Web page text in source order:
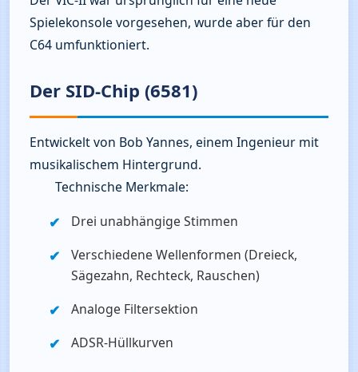
Spielekonsole vorgesehen, wurde aber für den
C64 umfunktioniert.
Der SID‑Chip (6581)
Entwickelt von Bob Yannes, einem Ingenieur mit
musikalischem Hintergrund.
        Technische Merkmale:
Drei unabhängige Stimmen
Verschiedene Wellenformen (Dreieck,
Sägezahn, Rechteck, Rauschen)
Analoge Filtersektion
ADSR-Hüllkurven